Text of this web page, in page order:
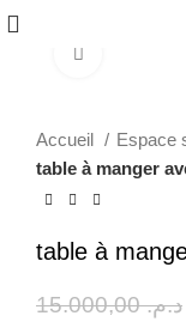
Accueil Espace
table à manger
table à
د.م.15.000,00